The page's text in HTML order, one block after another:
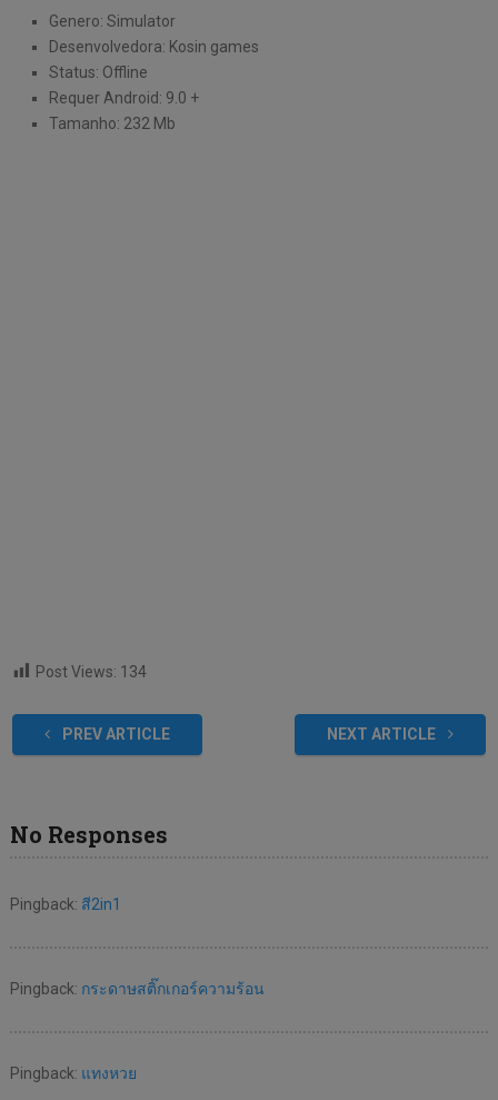
Genero: Simulator
Desenvolvedora: Kosin games
Status: Offline
Requer Android: 9.0 +
Tamanho: 232 Mb
Post Views: 134
PREV ARTICLE NEXT ARTICLE
No Responses
Pingback: สี2in1
Pingback: กระดาษสติ๊กเกอร์ความร้อน
Pingback: แทงหวย